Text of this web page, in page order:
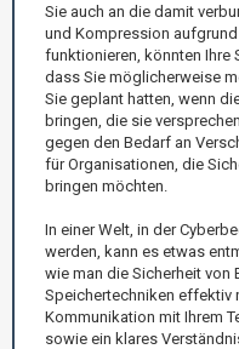
Sie auch an die damit
und Kompression
funktionieren, könnten Ihre
dass Sie möglicherweise
Sie geplant hatten, wenn
bringen, die sie
gegen den Bedarf an
für Organisationen, die
bringen möchten.
In einer Welt, in der
werden, kann es etwas
wie man die Sicherheit
Speichertechniken effektiv
Kommunikation mit Ihrem
sowie ein klares